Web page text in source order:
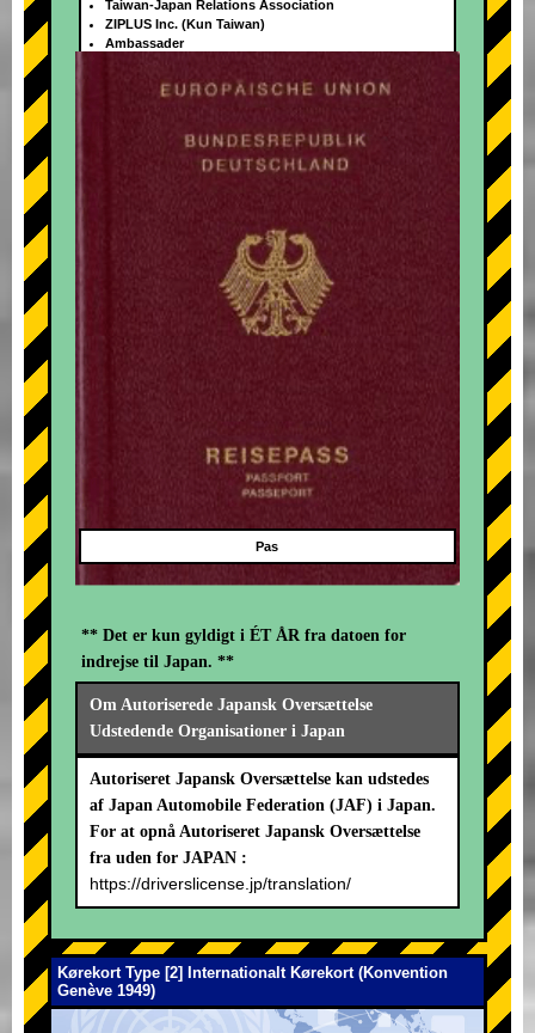
+
Taiwan-Japan Relations Association
ZIPLUS Inc. (Kun Taiwan)
Ambassader
Pas
** Det er kun gyldigt i ÉT ÅR fra datoen for
indrejse til Japan. **
Om Autoriserede Japansk Oversættelse
Udstedende Organisationer i Japan
Autoriseret Japansk Oversættelse kan udstedes
af Japan Automobile Federation (JAF) i Japan.
For at opnå Autoriseret Japansk Oversættelse
fra uden for JAPAN :
https://driverslicense.jp/translation/
Kørekort Type [2] Internationalt Kørekort (Konvention
Genève 1949)